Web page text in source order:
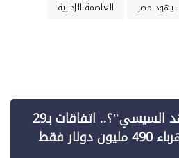
يهود مصر العاصمة الإدارية
أين ذهبت قروض "عهد السيسي"؟.. اتفاقات بـ29
مليار دولار لقطاع الكهرباء 490 مليون دولار فقط